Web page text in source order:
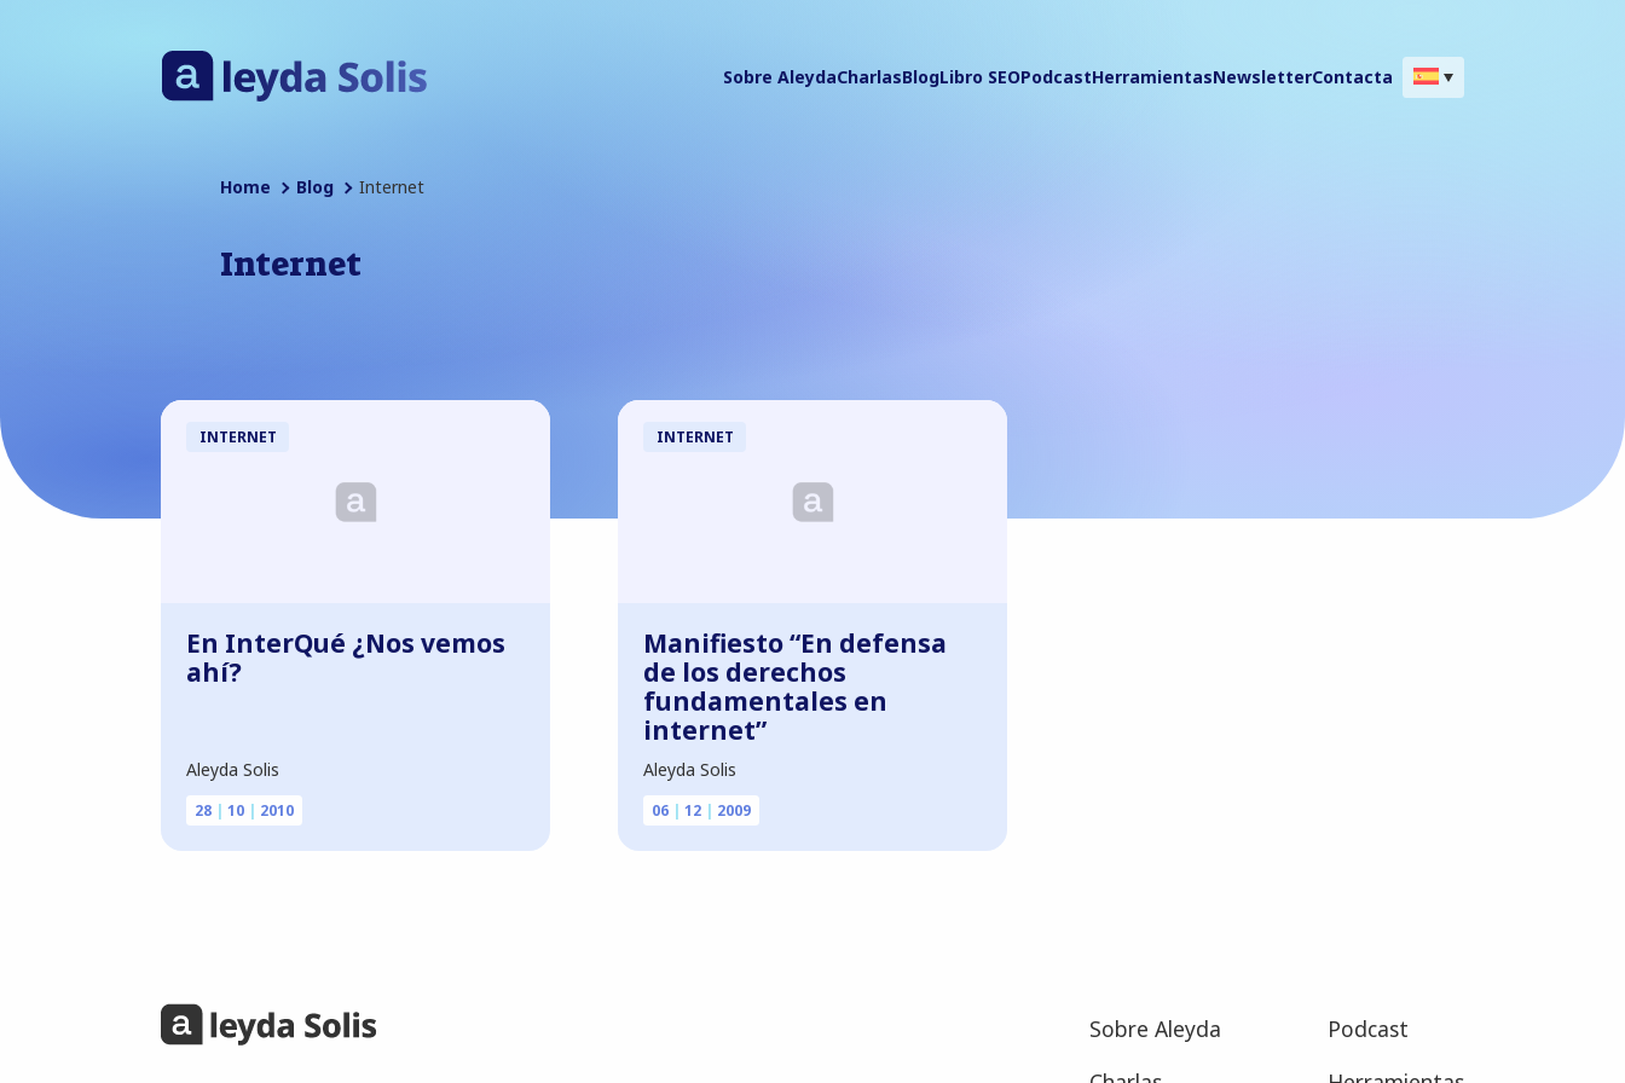
Sobre AleydaCharlasBlogLibro SEOPodcastHerramientasNewsletterContacta
Home Blog Internet
Internet
INTERNET
En InterQué ¿Nos vemos
ahí?
Aleyda Solis
28 | 10 | 2010
INTERNET
Manifiesto “En defensa
de los derechos
fundamentales en
internet”
Aleyda Solis
06 | 12 | 2009
Sobre Aleyda
Podcast